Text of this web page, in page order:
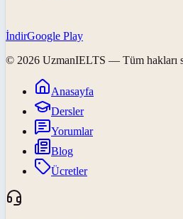
İndirGoogle Play
© 2026 UzmanIELTS — Tüm hakları
Anasayfa
Dersler
Yorumlar
Blog
Ücretler